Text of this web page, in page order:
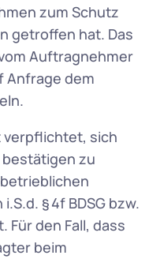
zum Schutz
getroffen hat. Das
Auftragnehmer
Anfrage dem
verpflichtet, sich
zu
§ 4f BDSG bzw.
Für den Fall, dass
beim